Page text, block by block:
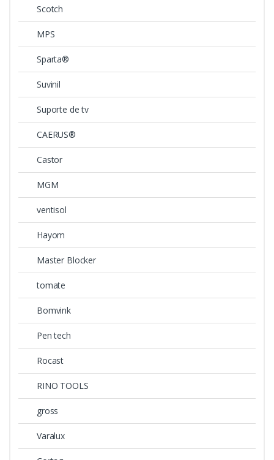
Scotch
MPS
Sparta®
Suvinil
Suporte de tv
CAERUS®
Castor
MGM
ventisol
Hayom
Master Blocker
tomate
Bomvink
Pen tech
Rocast
RINO TOOLS
gross
Varalux